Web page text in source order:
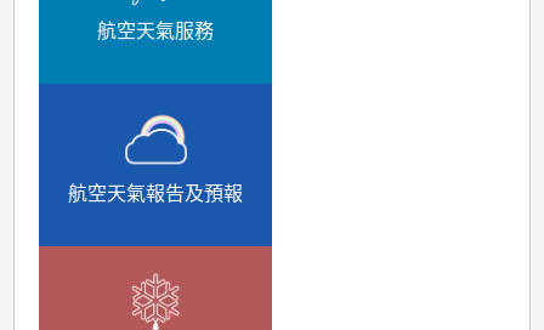
航空天氣服務
航空天氣報告及預報